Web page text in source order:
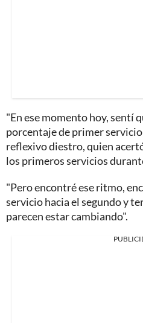
"En ese momento hoy, sentí
porcentaje de primer
reflexivo diestro, quien
los primeros servicios
"Pero encontré ese ritmo,
servicio hacia el segundo y
parecen estar cambiando".